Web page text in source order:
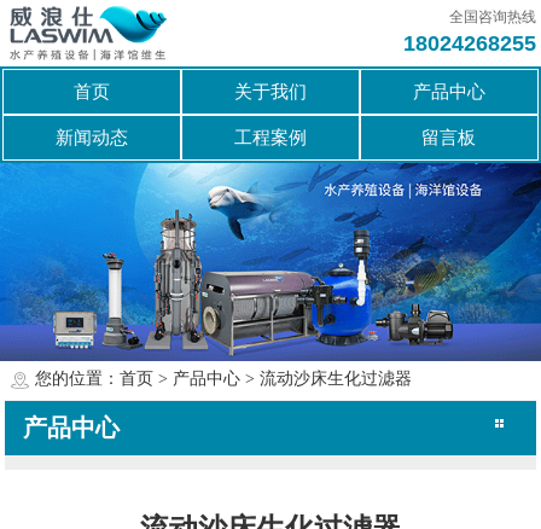
全国咨询热线
18024268255
首页 关于我们 产品中心
新闻动态 工程案例 留言板
您的位置： 首页 > 产品中心 > 流动沙床生化过滤器
产品中心